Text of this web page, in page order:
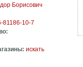
Борисович
81186-10-7
искать